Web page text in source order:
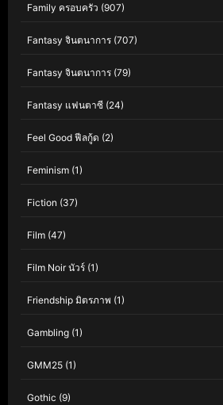
Family ครอบครัว (907)
Fantasy จินตนาการ (707)
Fantasy จินตนาการ (79)
Fantasy แฟนตาซี (24)
Feel Good ฟีลกู้ด (2)
Feminism (1)
Fiction (37)
Film (47)
Film Noir นัวร์ (1)
Friendship มิตรภาพ (1)
Gambling (1)
GMM25 (1)
Gothic (9)